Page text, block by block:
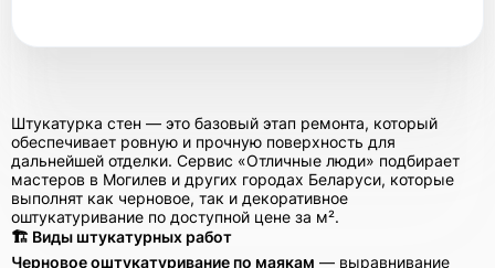
Штукатурка стен — это базовый этап ремонта, который
обеспечивает ровную и прочную поверхность для
дальнейшей отделки. Сервис «Отличные люди» подбирает
мастеров в Могилев и других городах Беларуси, которые
выполнят как черновое, так и декоративное
оштукатуривание по доступной цене за м².
🏗 Виды штукатурных работ
Черновое оштукатуривание по маякам — выравнивание